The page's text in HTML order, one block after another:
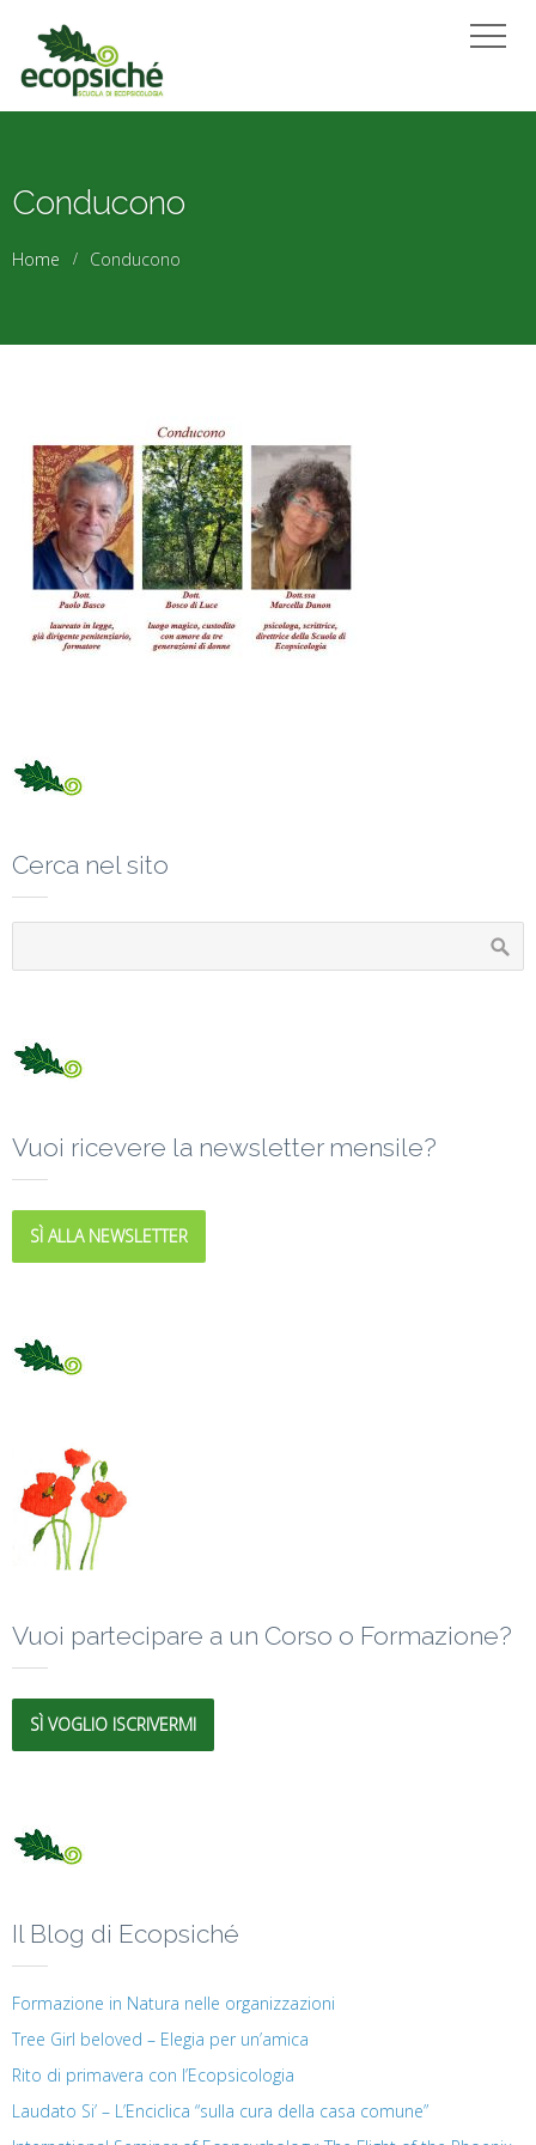
Conducono
Home Conducono
Cerca nel sito
Vuoi ricevere la newsletter mensile?
SÌ ALLA NEWSLETTER
Vuoi partecipare a un Corso o Formazione?
SÌ VOGLIO ISCRIVERMI
Il Blog di Ecopsiché
Formazione in Natura nelle organizzazioni
Tree Girl beloved – Elegia per un’amica
Rito di primavera con l’Ecopsicologia
Laudato Si’ – L’Enciclica “sulla cura della casa comune”